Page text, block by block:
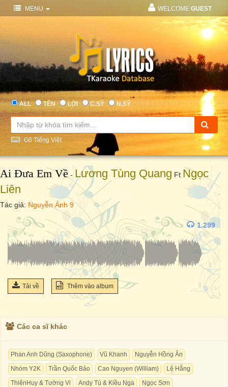
MENU WELCOME GUEST
ALL TÊN LỜI C.SỸ N.SỸ
Gõ Tiếng Việt
Ai Đưa Em Về - Lương Tùng Quang Ft Ngọc
Liên
Tác giả: Nguyễn Ánh 9
1.299
Tải về Thêm vào album
Các ca sĩ khác
Phan Anh Dũng (Saxophone) Vũ Khanh
Nguyễn Hồng Ân
Nhóm Y2K
Trần Quốc Bảo Cao Nguyen (William)
Lệ Hằng
ThiênHuy & Tường Vi
Andy Tú & Kiều Nga
Ngọc Sơn